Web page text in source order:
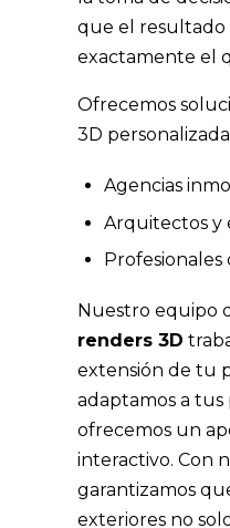
que el resultado
exactamente el
Ofrecemos
3D
Agencias
Arquitectos y
Nuestro equipo
renders 3D
extensión de tu
adaptamos a tus
ofrecemos un
interactivo. Con
garantizamos
exteriores no